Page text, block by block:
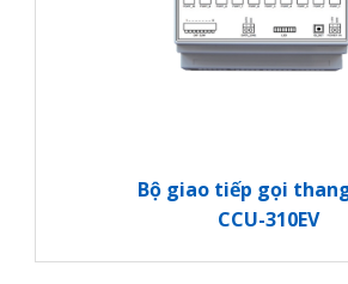
Bộ giao tiếp gọi
CCU-310EV